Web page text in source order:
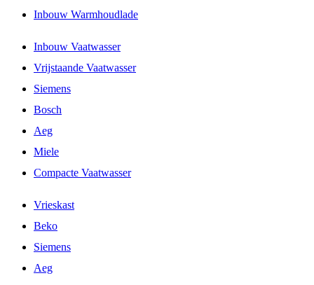
Inbouw Warmhoudlade
Inbouw Vaatwasser
Vrijstaande Vaatwasser
Siemens
Bosch
Aeg
Miele
Compacte Vaatwasser
Vrieskast
Beko
Siemens
Aeg